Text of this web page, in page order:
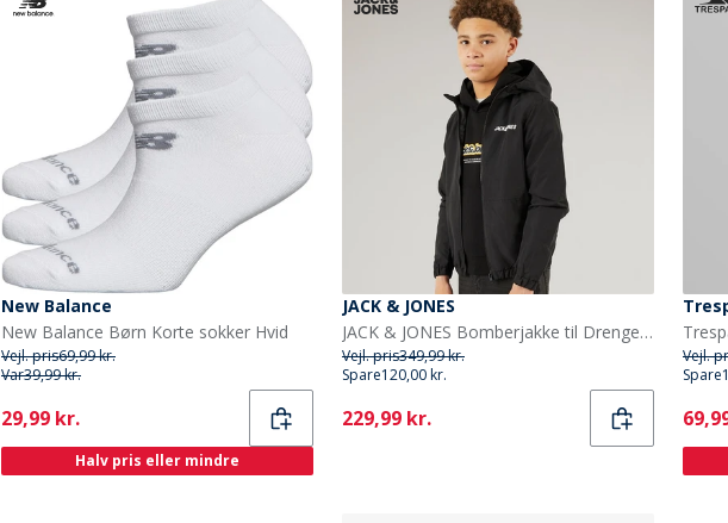
New Balance
New Balance Børn Korte sokker Hvid
Vejl. pris69,99 kr.
Var39,99 kr.
Current
29,99 kr.
Halv pris eller mindre
JACK & JONES
JACK & JONES Bomberjakke til Drenge Sort
Vejl. pris349,99 kr.
Spare120,00 kr.
Current
229,99 kr.
Vejl.
Spare